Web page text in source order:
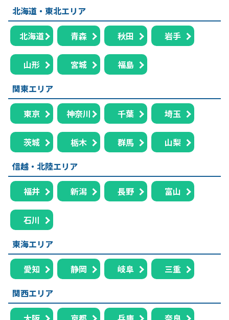
北海道・東北エリア
北海道 青森 秋田 岩手
山形 宮城
福島
関東エリア
東京 神奈川 千葉 埼玉
茨城 栃木 群馬
山梨
信越・北陸エリア
福井 新潟 長野 富山
石川
東海エリア
愛知 静岡 岐阜
三重
関西エリア